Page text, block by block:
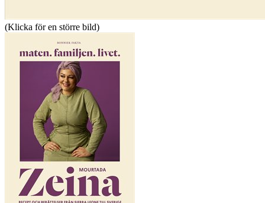
(Klicka för en större bild)